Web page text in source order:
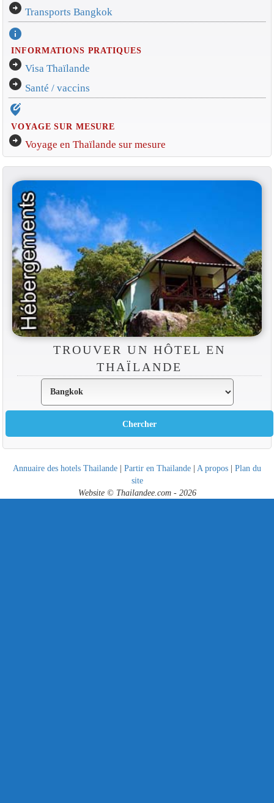
arrow_circle_right Transports Bangkok
info
INFORMATIONS PRATIQUES
arrow_circle_right Visa Thaïlande
arrow_circle_right Santé / vaccins
edit_location_alt
VOYAGE SUR MESURE
arrow_circle_right Voyage en Thaïlande sur mesure
TROUVER UN HÔTEL EN
THAÏLANDE
Annuaire des hotels Thailande | Partir en Thailande | A propos | Plan du
site
Website © Thailandee.com - 2026